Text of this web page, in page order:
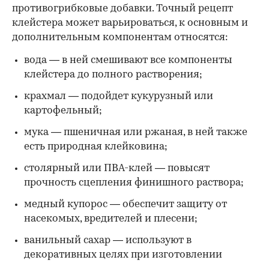
противогрибковые добавки. Точный рецепт
клейстера может варьироваться, к основным и
дополнительным компонентам относятся:
вода — в ней смешивают все компоненты
клейстера до полного растворения;
крахмал — подойдет кукурузный или
картофельный;
мука — пшеничная или ржаная, в ней также
есть природная клейковина;
столярный или ПВА-клей — повысят
прочность сцепления финишного раствора;
медный купорос — обеспечит защиту от
насекомых, вредителей и плесени;
ванильный сахар — используют в
декоративных целях при изготовлении